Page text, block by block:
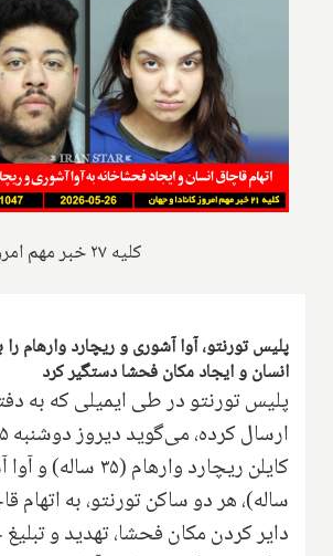
کلیه ۲۷ خبر مهم امروز کانادا و جهان
پلیس تورنتو، آوا آشوری و ریچارد وارهام را
انسان و ایجاد مکان فحشا دستگیر کرد
پلیس تورنتو در طی ایمیلی که به
ساله)، هر دو ساکن تورنتو، به اتهام
دایر کردن مکان فحشا، تهدید و